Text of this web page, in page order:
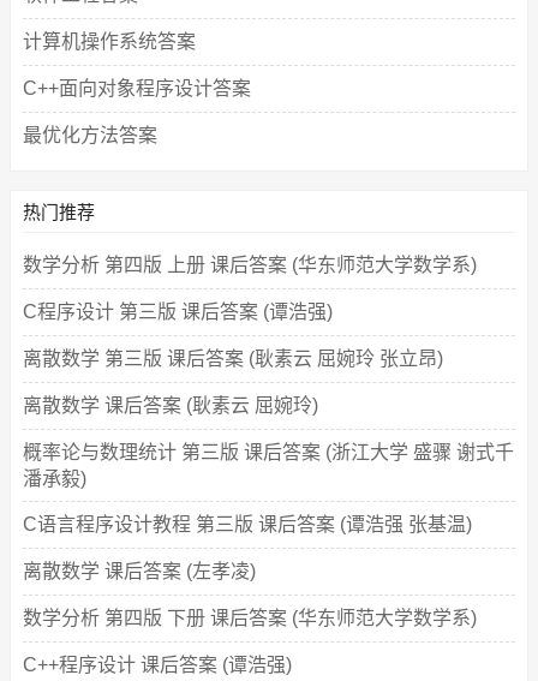
计算机操作系统答案
C++面向对象程序设计答案
最优化方法答案
热门推荐
数学分析 第四版 上册 课后答案 (华东师范大学数学系)
C程序设计 第三版 课后答案 (谭浩强)
离散数学 第三版 课后答案 (耿素云 屈婉玲 张立昂)
离散数学 课后答案 (耿素云 屈婉玲)
概率论与数理统计 第三版 课后答案 (浙江大学 盛骤 谢式千
潘承毅)
C语言程序设计教程 第三版 课后答案 (谭浩强 张基温)
离散数学 课后答案 (左孝凌)
数学分析 第四版 下册 课后答案 (华东师范大学数学系)
C++程序设计 课后答案 (谭浩强)